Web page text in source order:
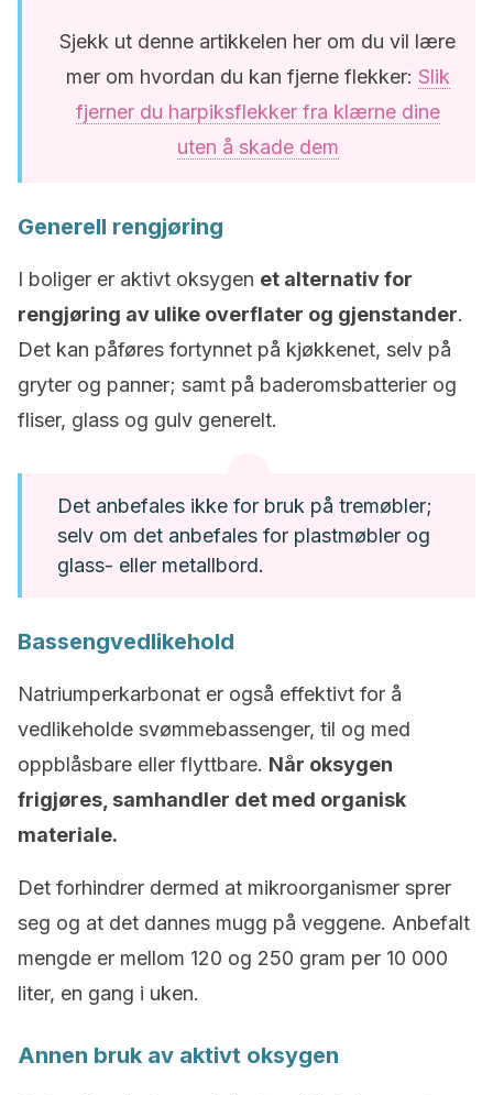
Sjekk ut denne artikkelen her om du vil lære
mer om hvordan du kan fjerne flekker: Slik
fjerner du harpiksflekker fra klærne dine
uten å skade dem
Generell rengjøring
I boliger er aktivt oksygen et alternativ for
rengjøring av ulike overflater og gjenstander.
Det kan påføres fortynnet på kjøkkenet, selv på
gryter og panner; samt på baderomsbatterier og
fliser, glass og gulv generelt.
Det anbefales ikke for bruk på tremøbler;
selv om det anbefales for plastmøbler og
glass- eller metallbord.
Bassengvedlikehold
Natriumperkarbonat er også effektivt for å
vedlikeholde svømmebassenger, til og med
oppblåsbare eller flyttbare. Når oksygen
frigjøres, samhandler det med organisk
materiale.
Det forhindrer dermed at mikroorganismer sprer
seg og at det dannes mugg på veggene. Anbefalt
mengde er mellom 120 og 250 gram per 10 000
liter, en gang i uken.
Annen bruk av aktivt oksygen